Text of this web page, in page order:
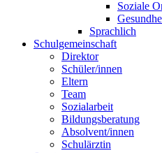
Soziale
Sprachlich
Schulgemeinschaft
Direktor
Schüler/innen
Eltern
Team
Sozialarbeit
Bildungsberatung
Absolvent/innen
Schulärztin